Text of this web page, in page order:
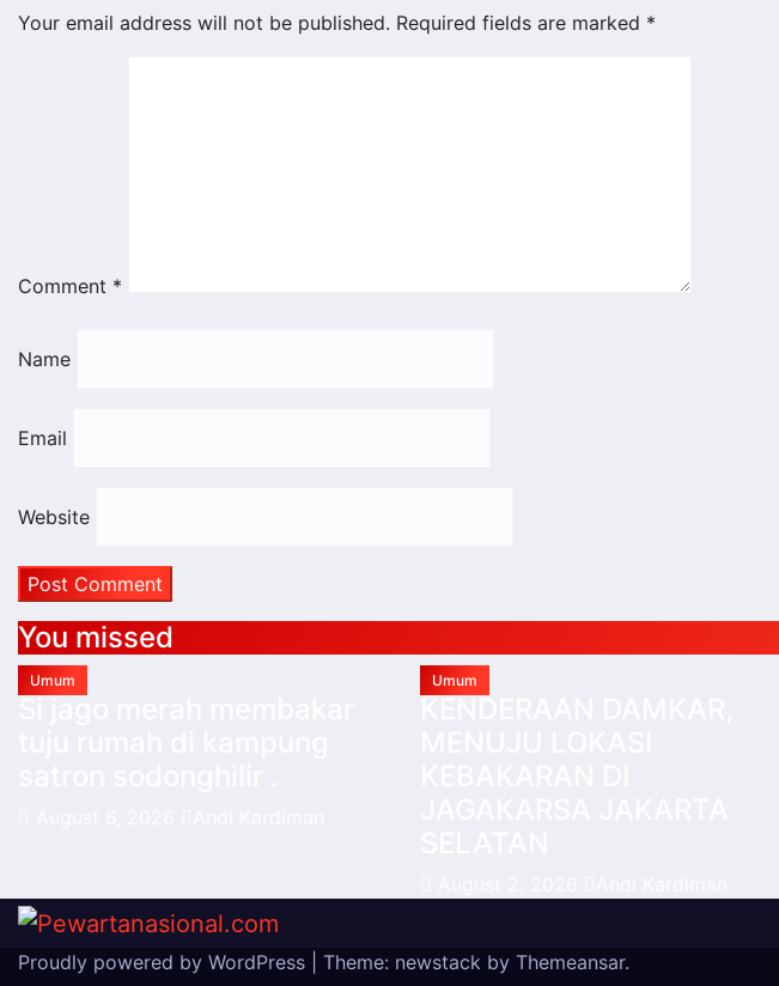
Your email address will not be published. Required fields are marked *
Comment *
Name
Email
Website
You missed
Umum Umum
Proudly powered by WordPress Theme: newstack by Themeansar.